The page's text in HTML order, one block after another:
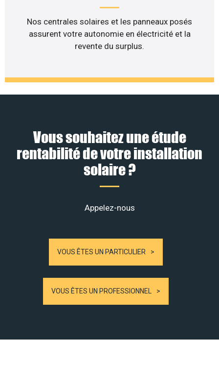
Nos centrales solaires et les panneaux posés
assurent votre autonomie en électricité et la
revente du surplus.
Vous souhaitez une étude
rentabilité de votre installation
solaire ?
Appelez-nous
VOUS ÊTES UN PARTICULIER
VOUS ÊTES UN PROFESSIONNEL